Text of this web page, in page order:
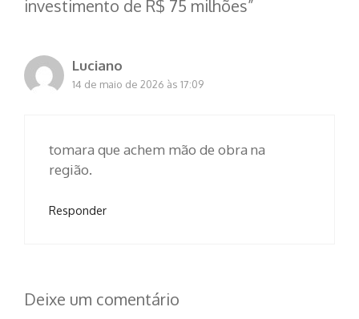
investimento de R$ 75 milhões”
Luciano
14 de maio de 2026 às 17:09
tomara que achem mão de obra na
região.
Responder
Deixe um comentário